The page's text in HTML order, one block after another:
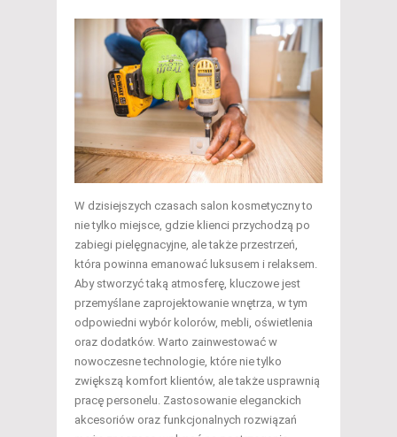
W dzisiejszych czasach salon kosmetyczny to
nie tylko miejsce, gdzie klienci przychodzą po
zabiegi pielęgnacyjne, ale także przestrzeń,
która powinna emanować luksusem i relaksem.
Aby stworzyć taką atmosferę, kluczowe jest
przemyślane zaprojektowanie wnętrza, w tym
odpowiedni wybór kolorów, mebli, oświetlenia
oraz dodatków. Warto zainwestować w
nowoczesne technologie, które nie tylko
zwiększą komfort klientów, ale także usprawnią
pracę personelu. Zastosowanie eleganckich
akcesoriów oraz funkcjonalnych rozwiązań